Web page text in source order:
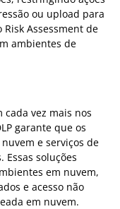
ou upload para
Assessment de
ambientes de
cada vez mais nos
garante que os
e serviços de
soluções
em nuvem,
e acesso não
em nuvem.